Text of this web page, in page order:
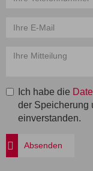
E-
Mitteilung
Ich habe die
der Speicherung
einverstanden.
Absenden